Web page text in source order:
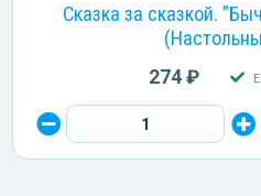
Сказка за сказкой.
274 ₽